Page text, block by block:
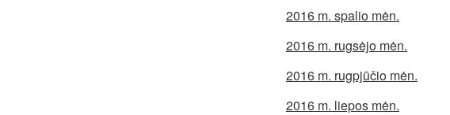
2016 m. spalio mėn.
2016 m. rugsėjo mėn.
2016 m. rugpjūčio mėn.
2016 m. liepos mėn.